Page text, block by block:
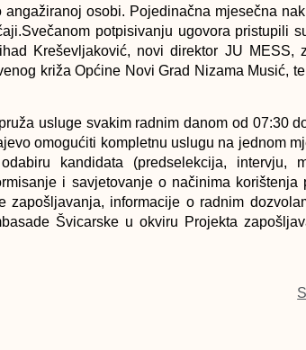
osobi. Pojedinačna mjesečna
potpisivanju ugovora pristupili
Kreševljaković, novi direktor JU MESS,
križa Općine Novi Grad Nizama Musić,
usluge svakim radnim danom od 07:30
omogućiti kompletnu uslugu na jednom
kandidata (predselekcija, intervju,
i savjetovanje o načinima korištenja
informacije o radnim
Švicarske u okviru Projekta